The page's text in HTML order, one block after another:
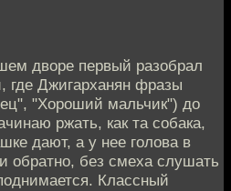
дворе первый разобрал
где Джигарханян фразы
"Хороший мальчик") до
ржать, как та собака,
дают, а у нее голова в
обратно, без смеха слушать
Классный